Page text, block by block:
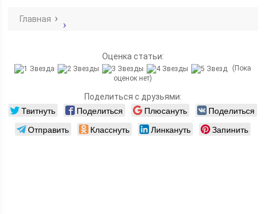
Главная
Оценка статьи:
(Пока
оценок нет)
Поделиться с друзьями:
Твитнуть Поделиться Плюсануть
Поделиться
Отправить
Класснуть Линкануть Запинить